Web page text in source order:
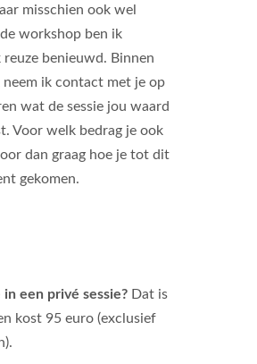
misschien ook wel
workshop ben ik
benieuwd. Binnen
neem ik contact met je op
wat de sessie jou waard
Voor welk bedrag je ook
dan graag hoe je tot dit
gekomen.
in een privé sessie? Dat is
kost 95 euro (exclusief